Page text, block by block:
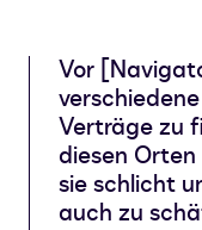
Vor
Verträge zu
diesen
sie schlicht
auch zu